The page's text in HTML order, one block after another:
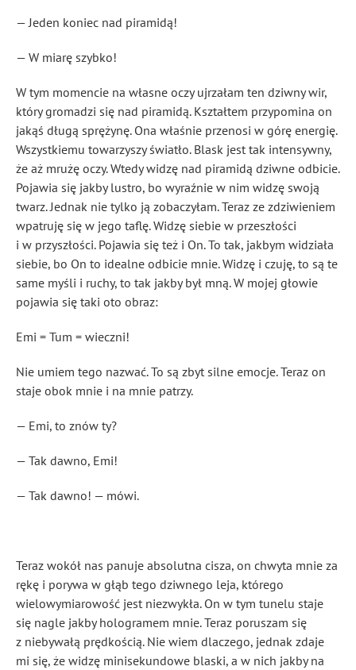
— Jeden koniec nad piramidą!
— W miarę szybko!
W tym momencie na własne oczy ujrzałam ten dziwny wir,
który gromadzi się nad piramidą. Kształtem przypomina on
jakąś długą sprężynę. Ona właśnie przenosi w górę energię.
Wszystkiemu towarzyszy światło. Blask jest tak intensywny,
że aż mrużę oczy. Wtedy widzę nad piramidą dziwne odbicie.
Pojawia się jakby lustro, bo wyraźnie w nim widzę swoją
twarz. Jednak nie tylko ją zobaczyłam. Teraz ze zdziwieniem
wpatruję się w jego taflę. Widzę siebie w przeszłości
i w przyszłości. Pojawia się też i On. To tak, jakbym widziała
siebie, bo On to idealne odbicie mnie. Widzę i czuję, to są te
same myśli i ruchy, to tak jakby był mną. W mojej głowie
pojawia się taki oto obraz:
Emi = Tum = wieczni!
Nie umiem tego nazwać. To są zbyt silne emocje. Teraz on
staje obok mnie i na mnie patrzy.
— Emi, to znów ty?
— Tak dawno, Emi!
— Tak dawno! — mówi.
Teraz wokół nas panuje absolutna cisza, on chwyta mnie za
rękę i porywa w głąb tego dziwnego leja, którego
wielowymiarowość jest niezwykła. On w tym tunelu staje
się nagle jakby hologramem mnie. Teraz poruszam się
z niebywałą prędkością. Nie wiem dlaczego, jednak zdaje
mi się, że widzę minisekundowe blaski, a w nich jakby na